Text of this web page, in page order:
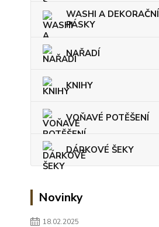
WASHI A DEKORAČNÍ
PÁSKY
NAŘADÍ
KNIHY
VOŇAVÉ POTĚŠENÍ
DÁRKOVÉ ŠEKY
Novinky
18.02.2025